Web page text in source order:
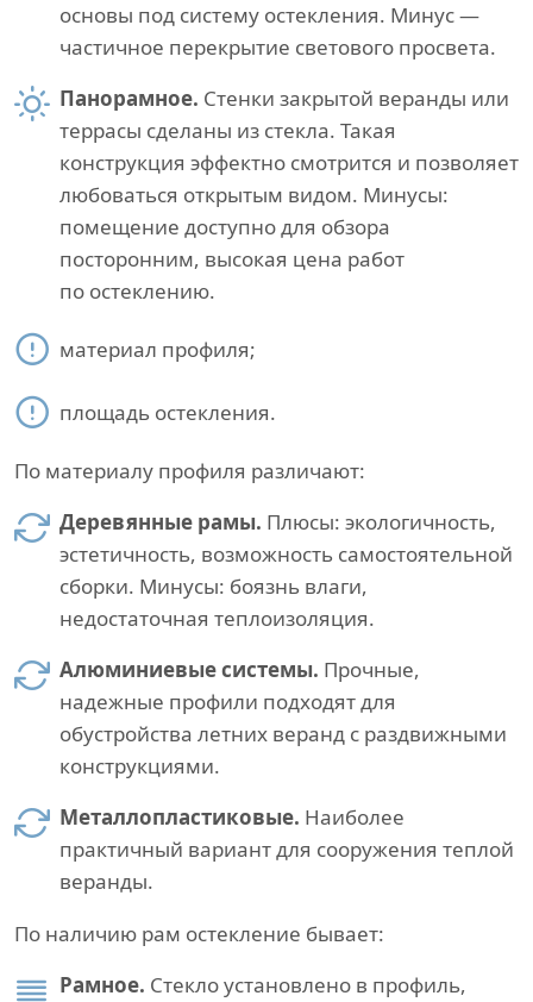
основы под систему остекления. Минус —
частичное перекрытие светового просвета.
Панорамное. Стенки закрытой веранды или
террасы сделаны из стекла. Такая
конструкция эффектно смотрится и позволяет
любоваться открытым видом. Минусы:
помещение доступно для обзора
посторонним, высокая цена работ
по остеклению.
материал профиля;
площадь остекления.
По материалу профиля различают:
Деревянные рамы. Плюсы: экологичность,
эстетичность, возможность самостоятельной
сборки. Минусы: боязнь влаги,
недостаточная теплоизоляция.
Алюминиевые системы. Прочные,
надежные профили подходят для
обустройства летних веранд с раздвижными
конструкциями.
Металлопластиковые. Наиболее
практичный вариант для сооружения теплой
веранды.
По наличию рам остекление бывает:
Рамное. Стекло установлено в профиль,